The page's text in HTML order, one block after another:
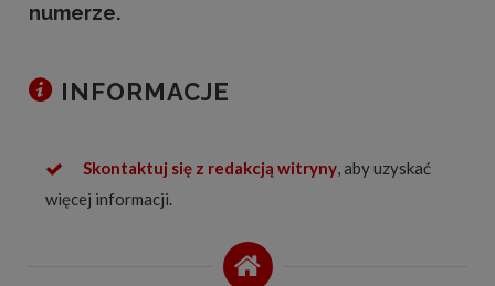
numerze.
INFORMACJE
Skontaktuj się z redakcją witryny, aby uzyskać
więcej informacji.